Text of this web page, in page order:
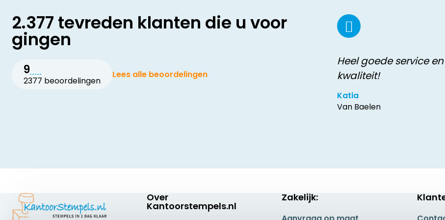
2.377 tevreden klanten die u voor
gingen
9
2377 beoordelingen
Lees alle beoordelingen
Heel goede service en
kwaliteit!
Katia
Van Baelen
Over
Kantoorstempels.nl
Zakelijk: